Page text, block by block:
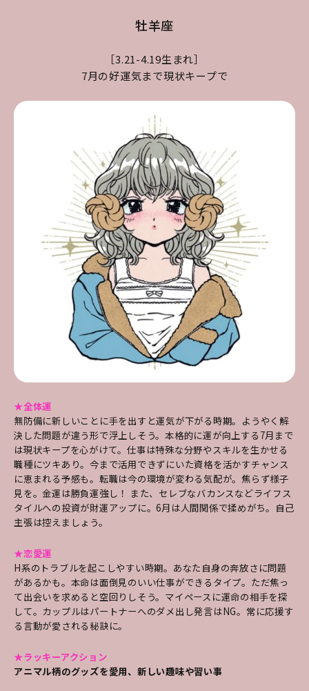
牡羊座
［3.21-4.19生まれ］
7月の好運気まで現状キープで
★全体運
無防備に新しいことに手を出すと運気が下がる時期。ようやく解
決した問題が違う形で浮上しそう。本格的に運が向上する7月まで
は現状キープを心がけて。仕事は特殊な分野やスキルを生かせる
職種にツキあり。今まで活用できずにいた資格を活かすチャンス
に恵まれる予感も。転職は今の環境が変わる気配が。焦らず様子
見を。金運は勝負運強し！ また、セレブなバカンスなどライフス
タイルへの投資が財運アップに。6月は人間関係で揉めがち。自己
主張は控えましょう。
★恋愛運
H系のトラブルを起こしやすい時期。あなた自身の奔放さに問題
があるかも。本命は面倒見のいい仕事ができるタイプ。ただ焦っ
て出会いを求めると空回りしそう。マイペースに運命の相手を探
して。カップルはパートナーへのダメ出し発言はNG。常に応援す
る言動が愛される秘訣に。
★ラッキーアクション
アニマル柄のグッズを愛用、新しい趣味や習い事